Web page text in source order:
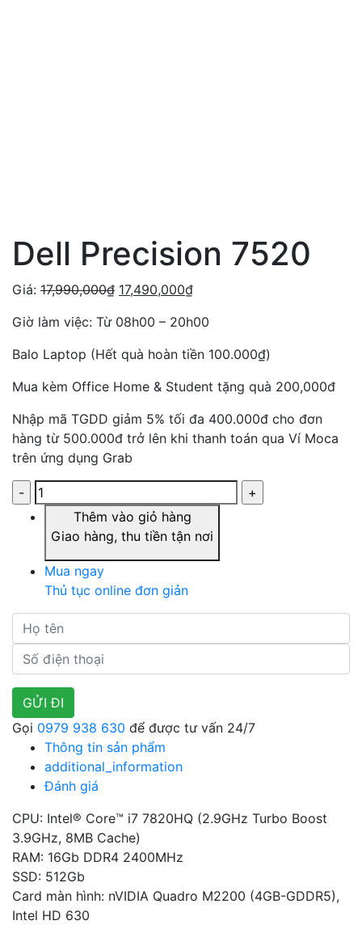
Dell Precision 7520
Giá: 17,990,000₫ 17,490,000₫
Giờ làm việc: Từ 08h00 – 20h00
Balo Laptop (Hết quà hoàn tiền 100.000₫)
Mua kèm Office Home & Student tặng quà 200,000đ
Nhập mã TGDD giảm 5% tối đa 400.000đ cho đơn
hàng từ 500.000đ trở lên khi thanh toán qua Ví Moca
trên ứng dụng Grab
Thêm vào giỏ hàng
Giao hàng, thu tiền tận nơi
Mua ngay
Thủ tục online đơn giản
Gọi 0979 938 630 để được tư vấn 24/7
Thông tin sản phẩm
additional_information
Đánh giá
CPU: Intel® Core™ i7 7820HQ (2.9GHz Turbo Boost
3.9GHz, 8MB Cache)
RAM: 16Gb DDR4 2400MHz
SSD: 512Gb
Card màn hình: nVIDIA Quadro M2200 (4GB-GDDR5),
Intel HD 630